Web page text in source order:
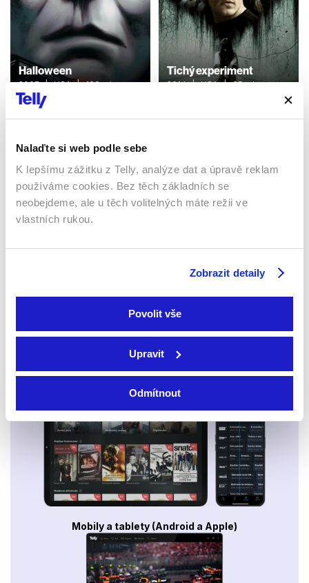
Nalaďte si web podle sebe
K lepšímu zážitku z Telly, analýze dat a úpravě reklam
používáme cookies. Bez těch základních se
neobejdeme, ale u těch volitelných máte režii ve
vlastních rukou.
Zobrazit detaily
Povolit vše
Upravit
Odmítnout
Halloween
2007 | USA | 109 min
Filmy / Horory
Tichý experiment
2014 | USA | 95 min
Sledujte kdekoliv až na 6 zařízeních
Sledovat internetovou televizi jde odkudkoliv
po celé EU, a to až na 6 zařízeních.
Mobily a tablety (Android a Apple)